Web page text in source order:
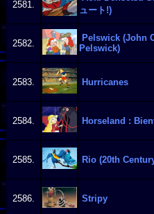
2581.
ュート!)
2582.
Pelswick (John
Pelswick)
2583. Hurricanes
2584. Horseland :
2585. Rio (20th
2586. Stripy